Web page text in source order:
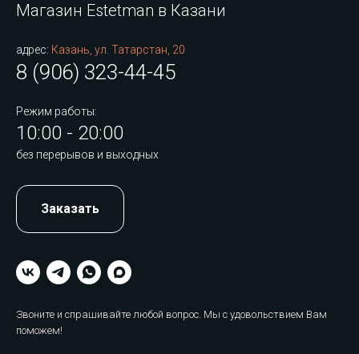
Магазин Estetman в Казани
адрес: Казань, ул. Татарстан, 20
8 (906) 323-44-45
Режим работы:
10:00 - 20:00
без перерывов и выходных
Заказать
Звоните и спрашивайте любой вопрос. Мы с удовольствием Вам
поможем!